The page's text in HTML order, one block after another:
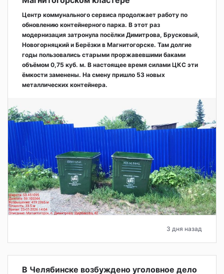
Центр коммунального сервиса продолжает работу по
обновлению контейнерного парка. В этот раз
модернизация затронула посёлки Димитрова, Брусковый,
Новогорняцкий и Берёзки в Магнитогорске. Там долгие
годы пользовались старыми проржавевшими баками
объёмом 0,75 куб. м. В настоящее время силами ЦКС эти
ёмкости заменены. На смену пришло 53 новых
металлических контейнера.
3 дня назад
В Челябинске возбуждено уголовное дело